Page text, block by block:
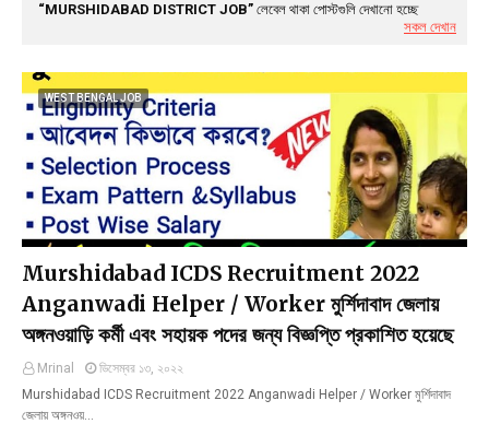
MURSHIDABAD DISTRICT JOB লেবেল থাকা পোস্টগুলি দেখানো হচ্ছে
সকল দেখান
WEST BENGAL JOB
Murshidabad ICDS Recruitment 2022
Anganwadi Helper / Worker মুর্শিদাবাদ জেলায়
অঙ্গনওয়াড়ি কর্মী এবং সহায়ক পদের জন্য বিজ্ঞপ্তি প্রকাশিত হয়েছে
Mrinal
ডিসেম্বর ১৩, ২০২২
Murshidabad ICDS Recruitment 2022 Anganwadi Helper / Worker মুর্শিদাবাদ
জেলায় অঙ্গনওয়…